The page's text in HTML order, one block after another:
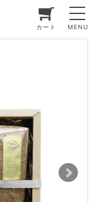
カート MENU